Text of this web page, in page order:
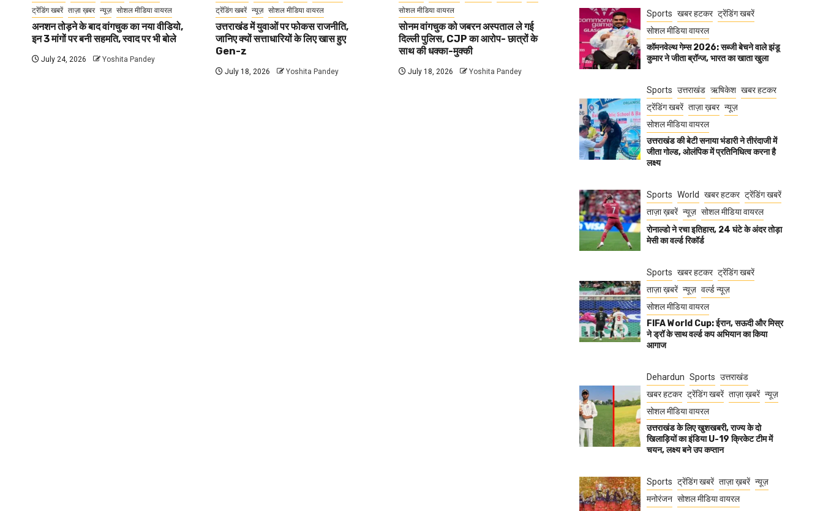
ट्रेंडिंग खबरें ताज़ा ख़बर न्यूज़ सोशल मीडिया वायरल
अनशन तोड़ने के बाद वांगचुक का नया वीडियो,
इन 3 मांगों पर बनी सहमति, स्वाद पर भी बोले
July 24, 2026 Yoshita Pandey
ट्रेंडिंग खबरें न्यूज़ सोशल मीडिया वायरल
उत्तराखंड में युवाओं पर फोकस राजनीति,
जानिए क्यों सत्ताधारियों के लिए खास हुए
Gen-z
July 18, 2026 Yoshita Pandey
सोशल मीडिया वायरल
सोनम वांगचुक को जबरन अस्पताल ले गई
दिल्ली पुलिस, CJP का आरोप- छात्रों के
साथ की धक्का-मुक्की
July 18, 2026 Yoshita Pandey
Sports खबर हटकर ट्रेंडिंग खबरें
सोशल मीडिया वायरल
कॉमनवेल्थ गेम्स 2026: सब्जी बेचने वाले झंडू
कुमार ने जीता ब्रॉन्ज, भारत का खाता खुला
Sports उत्तराखंड ऋषिकेश खबर हटकर
ट्रेंडिंग खबरें ताज़ा ख़बर न्यूज़
सोशल मीडिया वायरल
उत्तराखंड की बेटी सनाया भंडारी ने तीरंदाजी में
जीता गोल्ड, ओलंपिक में प्रतिनिधित्व करना है
लक्ष्य
Sports World खबर हटकर ट्रेंडिंग खबरें
ताज़ा ख़बरें न्यूज़ सोशल मीडिया वायरल
रोनाल्डो ने रचा इतिहास, 24 घंटे के अंदर तोड़ा
मेसी का वर्ल्ड रिकॉर्ड
Sports खबर हटकर ट्रेंडिंग खबरें
ताज़ा ख़बरें न्यूज़ वर्ल्ड न्यूज़
सोशल मीडिया वायरल
FIFA World Cup: ईरान, सऊदी और मिस्र
ने ड्रॉ के साथ वर्ल्ड कप अभियान का किया
आगाज
Dehardun Sports उत्तराखंड
खबर हटकर ट्रेंडिंग खबरें ताज़ा ख़बरें न्यूज़
सोशल मीडिया वायरल
उत्तराखंड के लिए खुशखबरी, राज्य के दो
खिलाड़ियों का इंडिया U-19 क्रिकेट टीम में
चयन, लक्ष्य बने उप कप्तान
Sports ट्रेंडिंग खबरें ताज़ा ख़बरें न्यूज़
मनोरंजन सोशल मीडिया वायरल